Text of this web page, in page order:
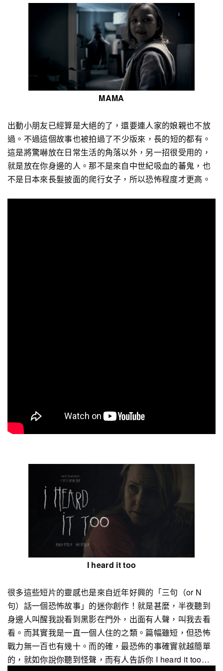
MAMA
出動小朋友已經算是大絕的了，還要連人家的娘親也不放
過。 不過這個故事也被拍過了不少版來 ， 長的短的都有 。
這是將驚嚇放在日常生活的角落以外，另一招很受用的，
就是放在你身邊的人。那不是來自中世紀吸血的蕃鬼，也
不是日本來長髮披面的爬行女子，所以恐怖程度才更高。
I heard it too
很多這些短片的靈感也是來自近年好興的「三句（or N
句）話一個恐怖故事」的迷你創作！就是甚麼，半夜聽到
身邊人叫醒我說看到黑影在門外，出面有人聲，叫我去看
看。而其實我是一直一個人住的之類。篇幅雖短，但恐怖
戰力無一百也有幾十。而的確，最恐佈的事確實就越簡單
的，就如你說你聽到怪聲，而有人告訴你 I heard it too…